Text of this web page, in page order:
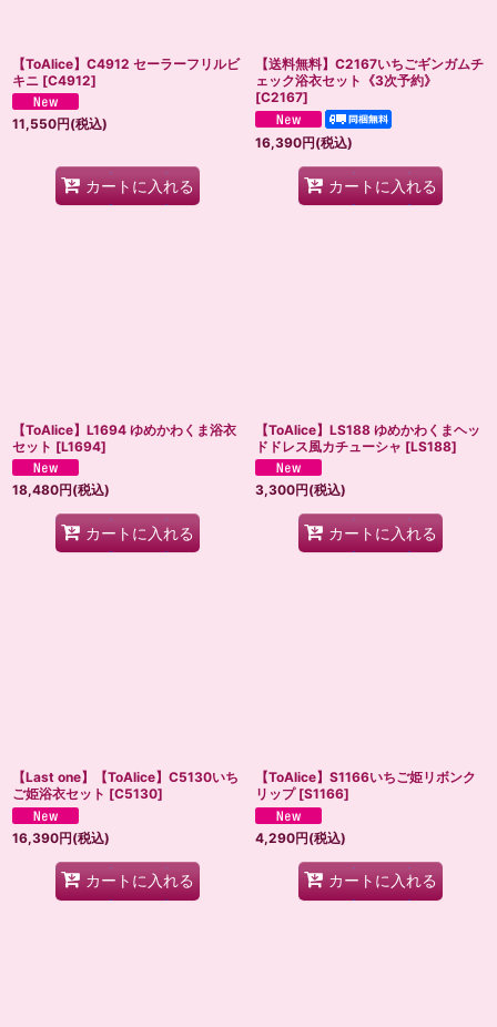
【ToAlice】C4912 セーラーフリルビ
キニ [C4912]
11,550円(税込)
カートに入れる
【送料無料】C2167いちごギンガムチ
ェック浴衣セット《3次予約》
[C2167]
16,390円(税込)
カートに入れる
【ToAlice】L1694 ゆめかわくま浴衣
セット [L1694]
18,480円(税込)
カートに入れる
【ToAlice】LS188 ゆめかわくまヘッ
ドドレス風カチューシャ [LS188]
3,300円(税込)
カートに入れる
【Last one】【ToAlice】C5130いち
ご姫浴衣セット [C5130]
16,390円(税込)
カートに入れる
【ToAlice】S1166いちご姫リボンク
リップ [S1166]
4,290円(税込)
カートに入れる